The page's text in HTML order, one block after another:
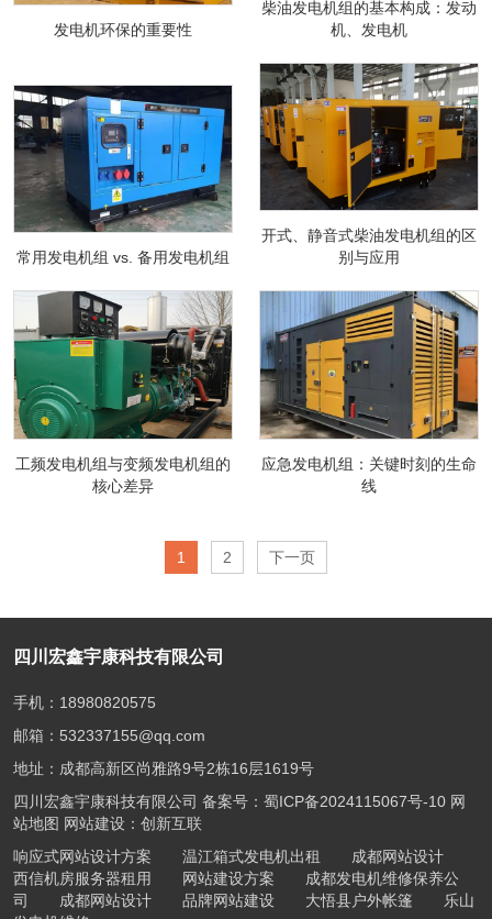
发电机环保的重要性
柴油发电机组的基本构成：发动
机、发电机
常用发电机组 vs. 备用发电机组
开式、静音式柴油发电机组的区
别与应用​
工频发电机组与变频发电机组的
核心差异​
应急发电机组：关键时刻的生命
线​
1 2 下一页
四川宏鑫宇康科技有限公司
手机：18980820575
邮箱：532337155@qq.com
地址：成都高新区尚雅路9号2栋16层1619号
四川宏鑫宇康科技有限公司 备案号： 蜀ICP备2024115067号-10 网
站地图 网站建设：创新互联
响应式网站设计方案
温江箱式发电机出租
成都网站设计
西信机房服务器租用
网站建设方案
成都发电机维修保养公
司
成都网站设计 品牌网站建设 大悟县户外帐篷
乐山